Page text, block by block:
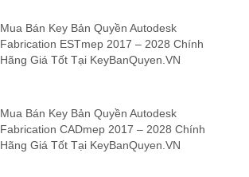
Mua Bán Key Bản Quyền Autodesk
Fabrication ESTmep 2017 – 2028 Chính
Hãng Giá Tốt Tại KeyBanQuyen.VN
Mua Bán Key Bản Quyền Autodesk
Fabrication CADmep 2017 – 2028 Chính
Hãng Giá Tốt Tại KeyBanQuyen.VN